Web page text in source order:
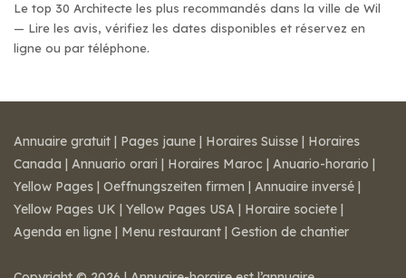
Le top 30 Architecte les plus recommandés dans la ville de Wil
— Lire les avis, vérifiez les dates disponibles et réservez en
ligne ou par téléphone.
Annuaire gratuit | Pages jaune | Horaires Suisse | Horaires
Canada | Annuario orari | Horaires Maroc | Anuario-horario |
Yellow Pages | Oeffnungszeiten firmen | Annuaire inversé |
Yellow Pages UK | Yellow Pages USA | Horaire societe |
Agenda en ligne | Menu restaurant | Gestion de chantier